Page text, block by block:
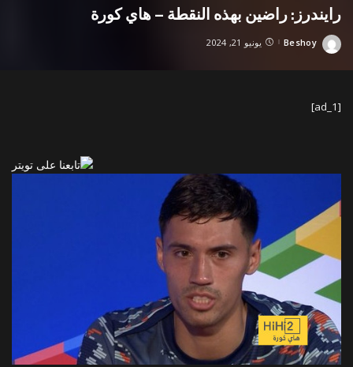
رايندرز: راضين بهذه النقطة – هاي كورة
Posted
Beshoy يونيو 21, 2024
[ad_1]